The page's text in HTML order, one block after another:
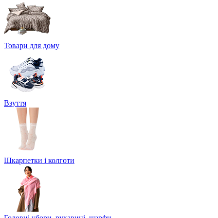
Товари для дому
Взуття
Шкарпетки і колготи